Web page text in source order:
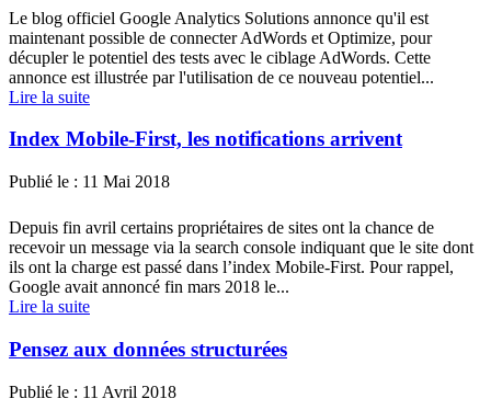
Le blog officiel Google Analytics Solutions annonce qu'il est
maintenant possible de connecter AdWords et Optimize, pour
décupler le potentiel des tests avec le ciblage AdWords. Cette
annonce est illustrée par l'utilisation de ce nouveau potentiel...
Lire la suite
Index Mobile-First, les notifications arrivent
Publié le : 11 Mai 2018
Depuis fin avril certains propriétaires de sites ont la chance de
recevoir un message via la search console indiquant que le site dont
ils ont la charge est passé dans l’index Mobile-First. Pour rappel,
Google avait annoncé fin mars 2018 le...
Lire la suite
Pensez aux données structurées
Publié le : 11 Avril 2018